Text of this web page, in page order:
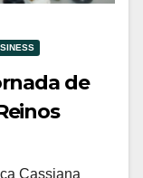
de
Cassiana